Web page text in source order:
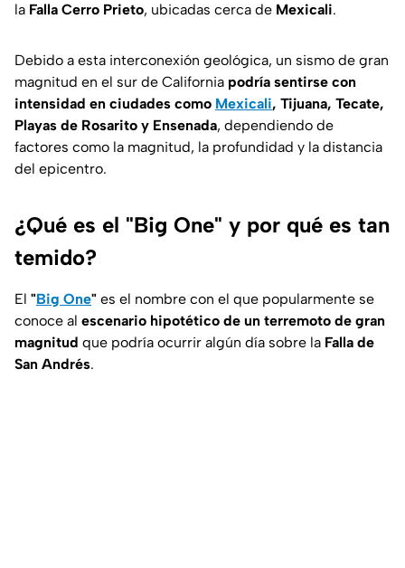
la Falla Cerro Prieto, ubicadas cerca de Mexicali.
Debido a esta interconexión geológica, un sismo de gran
magnitud en el sur de California podría sentirse con
intensidad en ciudades como Mexicali, Tijuana, Tecate,
Playas de Rosarito y Ensenada, dependiendo de
factores como la magnitud, la profundidad y la distancia
del epicentro.
¿Qué es el "Big One" y por qué es tan
temido?
El "Big One" es el nombre con el que popularmente se
conoce al escenario hipotético de un terremoto de gran
magnitud que podría ocurrir algún día sobre la Falla de
San Andrés.